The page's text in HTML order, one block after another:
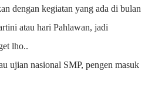
atau hari Pahlawan, jadi
lho..
ujian nasional SMP, pengen masuk